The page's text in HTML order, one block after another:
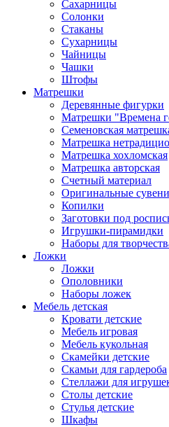
Сахарницы
Солонки
Стаканы
Сухарницы
Чайницы
Чашки
Штофы
Матрешки
Деревянные фигурки
Матрешки "Времена
Семеновская
Матрешка
Матрешка хохломская
Матрешка авторская
Счетный материал
Оригинальные
Копилки
Заготовки под
Игрушки-пирамидки
Наборы для
Ложки
Ложки
Ополовники
Наборы ложек
Мебель детская
Кровати детские
Мебель игровая
Мебель кукольная
Скамейки детские
Скамьи для гардероба
Стеллажи для
Столы детские
Стулья детские
Шкафы